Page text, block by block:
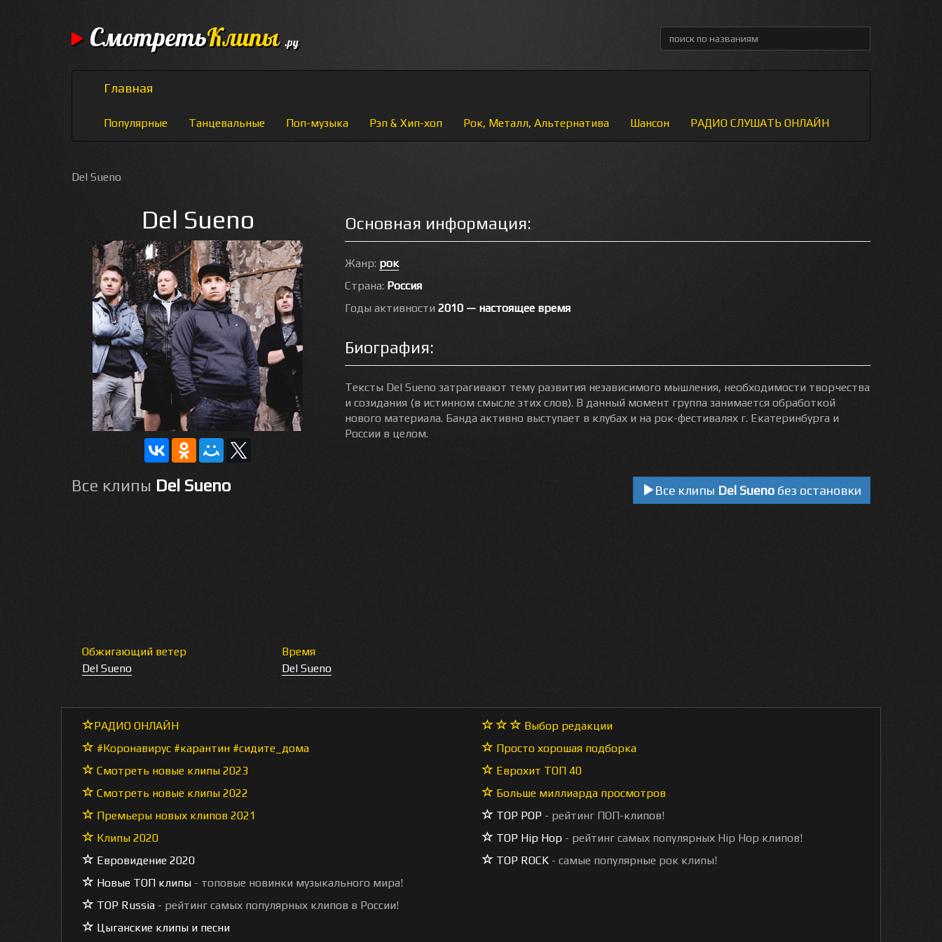
СмотретьКлипы .ру
Главная
Популярные Танцевальные Поп-музыка Рэп & Хип-хоп Рок, Металл, Альтернатива Шансон РАДИО СЛУШАТЬ ОНЛАЙН
Del Sueno
Del Sueno Основная информация:
Жанр: рок
Страна: Россия
Годы активности 2010 — настоящее время
Биография:
Тексты Del Sueno затрагивают тему развития независимого мышления, необходимости творчества
и созидания (в истинном смысле этих слов). В данный момент группа занимается обработкой
нового материала. Банда активно выступает в клубах и на рок-фестивалях г. Екатеринбурга и
России в целом.
Все клипы Del Sueno Все клипы Del Sueno без остановки
Обжигающий ветер
Del Sueno
Время
Del Sueno
РАДИО ОНЛАЙН
#Коронавирус #карантин #сидите_дома
Смотреть новые клипы 2023
Смотреть новые клипы 2022
Премьеры новых клипов 2021
Клипы 2020
Евровидение 2020
Новые ТОП клипы - топовые новинки музыкального мира!
TOP Russia - рейтинг самых популярных клипов в России!
Цыганские клипы и песни
Выбор редакции
Просто хорошая подборка
Еврохит ТОП 40
Больше миллиарда просмотров
TOP POP - рейтинг ПОП-клипов!
TOP Hip Hop - рейтинг самых популярных Hip Hop клипов!
TOP ROCK - самые популярные рок клипы!